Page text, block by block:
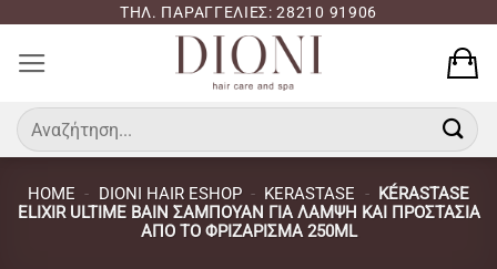
περιεχόμενο
ΤΗΛ. ΠΑΡΑΓΓΕΛΙΕΣ: 28210 91906
Αναζήτηση
για:
HOME - DIONI HAIR ESHOP - KERASTASE - KÉRASTASE
ELIXIR ULTIME BAIN ΣΑΜΠΟΥΆΝ ΓΙΑ ΛΆΜΨΗ ΚΑΙ ΠΡΟΣΤΑΣΊΑ
ΑΠΌ ΤΟ ΦΡΙΖΆΡΙΣΜΑ 250ML